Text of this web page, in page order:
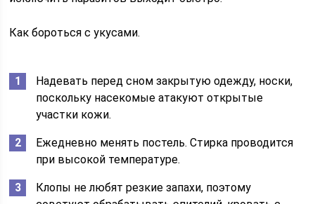
Как бороться с укусами.
Надевать перед сном закрытую одежду, носки,
поскольку насекомые атакуют открытые
участки кожи.
Ежедневно менять постель. Стирка проводится
при высокой температуре.
Клопы не любят резкие запахи, поэтому